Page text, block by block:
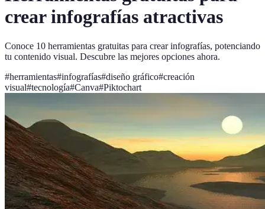
crear infografías atractivas
Conoce 10 herramientas gratuitas para crear infografías, potenciando
tu contenido visual. Descubre las mejores opciones ahora.
#herramientas#infografías#diseño gráfico#creación
visual#tecnología#Canva#Piktochart